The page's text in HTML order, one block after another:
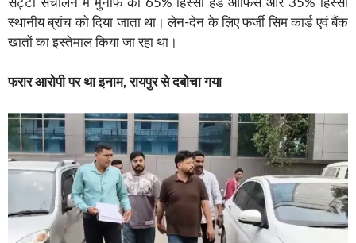
सट्टा संचालन में मुनाफे का 65% हिस्सा हेड ऑफिस और 35% हिस्सा
स्थानीय ब्रांच को दिया जाता था। लेन-देन के लिए फर्जी सिम कार्ड एवं बैंक
खातों का इस्तेमाल किया जा रहा था।
फरार आरोपी पर था इनाम, रायपुर से दबोचा गया